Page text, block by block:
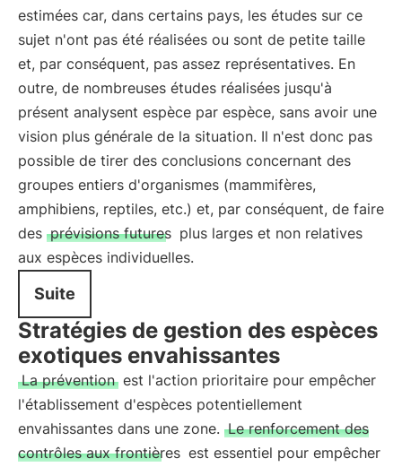
estimées car, dans certains pays, les études sur ce
sujet n'ont pas été réalisées ou sont de petite taille
et, par conséquent, pas assez représentatives. En
outre, de nombreuses études réalisées jusqu'à
présent analysent espèce par espèce, sans avoir une
vision plus générale de la situation. Il n'est donc pas
possible de tirer des conclusions concernant des
groupes entiers d'organismes (mammifères,
amphibiens, reptiles, etc.) et, par conséquent, de faire
des prévisions futures plus larges et non relatives
aux espèces individuelles.
Suite
Stratégies de gestion des espèces
exotiques envahissantes
La prévention est l'action prioritaire pour empêcher
l'établissement d'espèces potentiellement
envahissantes dans une zone. Le renforcement des
contrôles aux frontières est essentiel pour empêcher